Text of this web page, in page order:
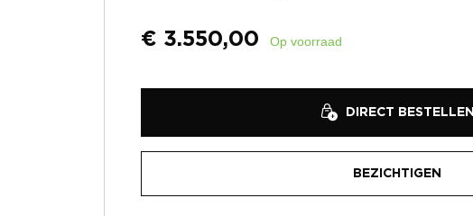
€ 3.550,00 Op voorraad
DIRECT BESTELLEN
BEZICHTIGEN